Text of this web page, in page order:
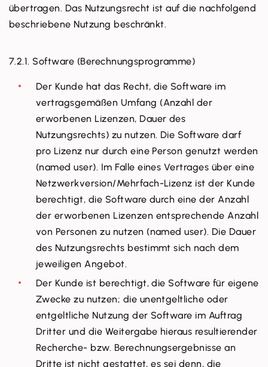
übertragen. Das Nutzungsrecht ist auf die nachfolgend
beschriebene Nutzung beschränkt.
7.2.1. Software (Berechnungsprogramme)
Der Kunde hat das Recht, die Software im
vertragsgemäßen Umfang (Anzahl der
erworbenen Lizenzen, Dauer des
Nutzungsrechts) zu nutzen. Die Software darf
pro Lizenz nur durch eine Person genutzt werden
(named user). Im Falle eines Vertrages über eine
Netzwerkversion/Mehrfach-Lizenz ist der Kunde
berechtigt, die Software durch eine der Anzahl
der erworbenen Lizenzen entsprechende Anzahl
von Personen zu nutzen (named user). Die Dauer
des Nutzungsrechts bestimmt sich nach dem
jeweiligen Angebot.
Der Kunde ist berechtigt, die Software für eigene
Zwecke zu nutzen; die unentgeltliche oder
entgeltliche Nutzung der Software im Auftrag
Dritter und die Weitergabe hieraus resultierender
Recherche- bzw. Berechnungsergebnisse an
Dritte ist nicht gestattet, es sei denn, die